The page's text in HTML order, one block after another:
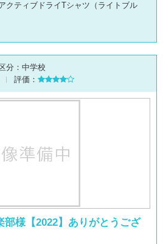
クティブドライTシャツ（ライトブル
分： 中学校
評価：
部様【2022】ありがとうござ